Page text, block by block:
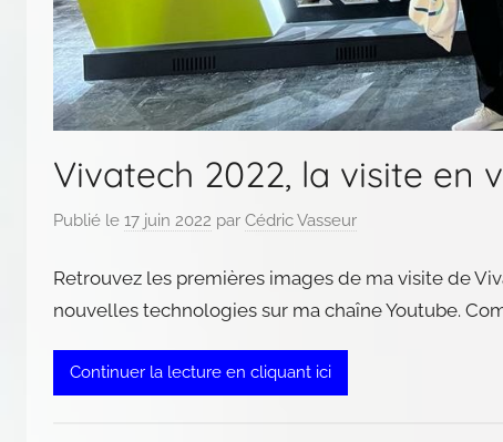
Vivatech 2022, la visite en
Publié le 17 juin 2022 par Cédric Vasseur
Retrouvez les premières images de ma visite de
nouvelles technologies sur ma chaîne Youtube.
Continuer la lecture en cliquant ici